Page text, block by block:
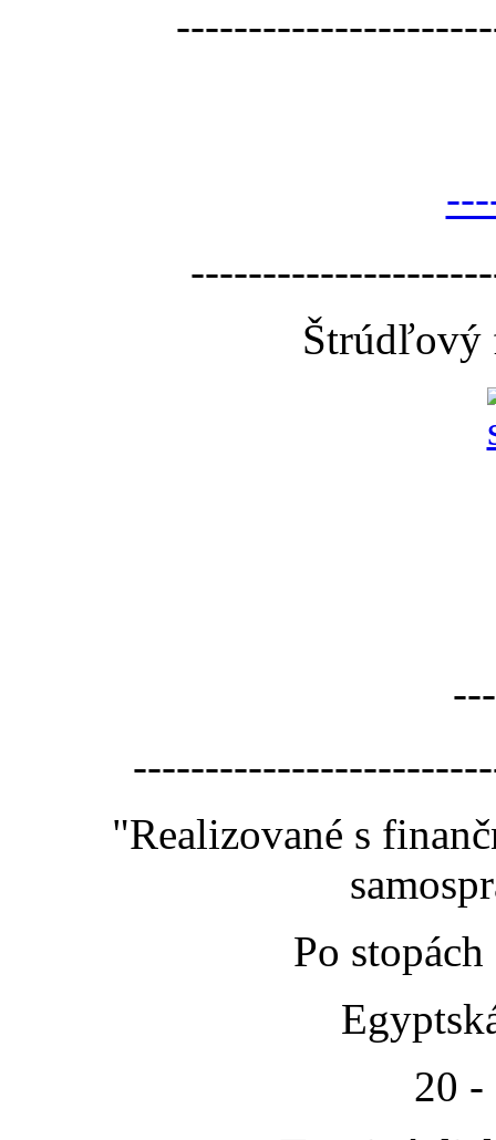
Štrúdľový
"Realizované s
Po
20 -